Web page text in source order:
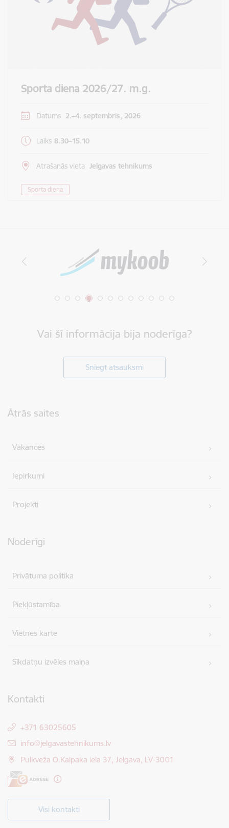
Sporta diena 2026/27. m.g.
Datums 2.–4. septembris, 2026
Laiks 8.30–15.10
Atrašanās vieta Jelgavas tehnikums
Sporta diena
Vai šī informācija bija noderīga?
Sniegt atsauksmi
Ātrās saites
Vakances
Iepirkumi
Projekti
Noderīgi
Privātuma politika
Piekļūstamība
Vietnes karte
Sīkdatņu izvēles maiņa
Kontakti
+371 63025605
E-pasts:
info@jelgavastehnikums.lv
Pulkveža O.Kalpaka iela 37, Jelgava, LV-3001
Visi kontakti